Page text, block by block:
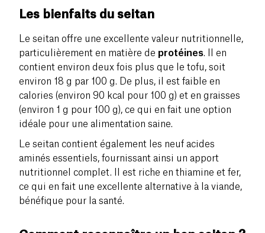
Les bienfaits du seitan
Le seitan offre une excellente valeur nutritionnelle,
particulièrement en matière de protéines. Il en
contient environ deux fois plus que le tofu, soit
environ 18 g par 100 g. De plus, il est faible en
calories (environ 90 kcal pour 100 g) et en graisses
(environ 1 g pour 100 g), ce qui en fait une option
idéale pour une alimentation saine.
Le seitan contient également les neuf acides
aminés essentiels, fournissant ainsi un apport
nutritionnel complet. Il est riche en thiamine et fer,
ce qui en fait une excellente alternative à la viande,
bénéfique pour la santé.